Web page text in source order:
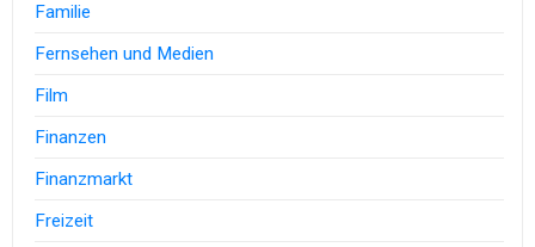
Familie
Fernsehen und Medien
Film
Finanzen
Finanzmarkt
Freizeit